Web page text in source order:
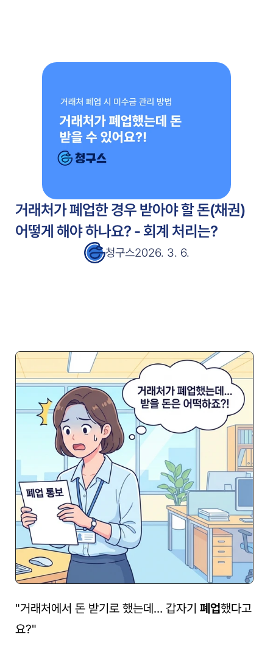
거래처가 폐업한 경우 받아야 할 돈(채권)
어떻게 해야 하나요? - 회계 처리는?
청구스2026. 3. 6.
"거래처에서 돈 받기로 했는데… 갑자기 폐업했다고
요?"
고객 사례
고객 사례
서비스 소개서
서비스 소개서
블로그